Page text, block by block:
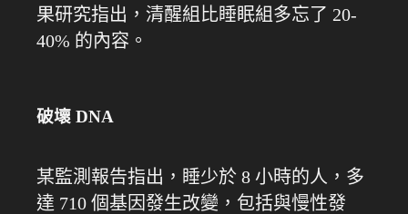
果研究指出，清醒組比睡眠組多忘了 20-
40% 的內容。
破壞 DNA
某監測報告指出，睡少於 8 小時的人，多
達 710 個基因發生改變，包括與慢性發